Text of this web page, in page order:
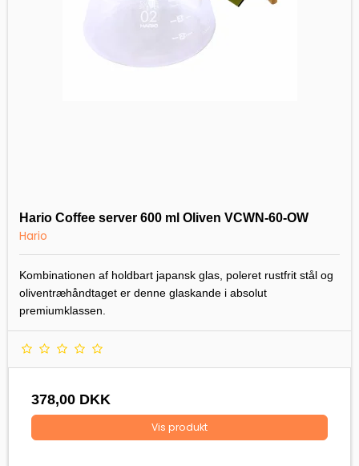
Hario Coffee server 600 ml Oliven VCWN-60-OW
Hario
Kombinationen af holdbart japansk glas, poleret rustfrit stål og
oliventræhåndtaget er denne glaskande i absolut
premiumklassen.
378,00 DKK
Vis produkt